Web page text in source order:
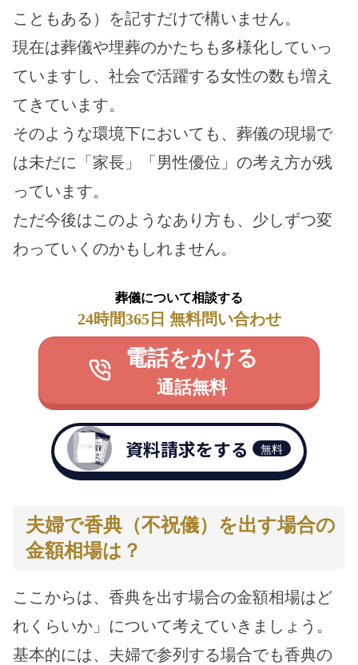
こともある）を記すだけで構いません。
現在は葬儀や埋葬のかたちも多様化していっ
ていますし、社会で活躍する女性の数も増え
てきています。
そのような環境下においても、葬儀の現場で
は未だに「家長」「男性優位」の考え方が残
っています。
ただ今後はこのようなあり方も、少しずつ変
わっていくのかもしれません。
葬儀について相談する
24時間365日 無料問い合わせ
電話をかける
通話無料
資料請求をする 無料
夫婦で香典（不祝儀）を出す場合の
金額相場は？
ここからは、香典を出す場合の金額相場はど
れくらいか」について考えていきましょう。
基本的には、夫婦で参列する場合でも香典の